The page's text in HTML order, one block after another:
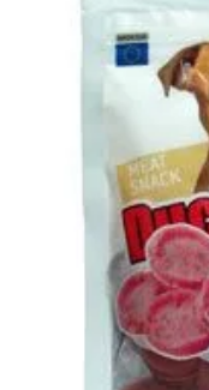
Dárkové poukazy
Klinika Veterix
777 319 516
info@veterix.cz
E-shop Veterix
777 319 517